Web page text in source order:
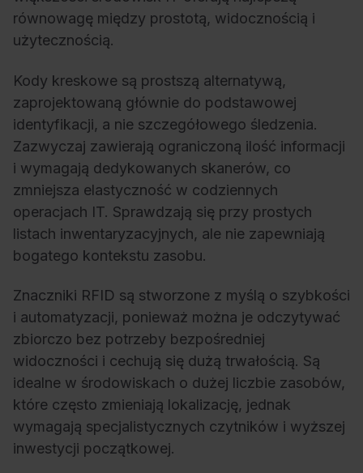
równowagę między prostotą, widocznością i
użytecznością.
Kody kreskowe są prostszą alternatywą,
zaprojektowaną głównie do podstawowej
identyfikacji, a nie szczegółowego śledzenia.
Zazwyczaj zawierają ograniczoną ilość informacji
i wymagają dedykowanych skanerów, co
zmniejsza elastyczność w codziennych
operacjach IT. Sprawdzają się przy prostych
listach inwentaryzacyjnych, ale nie zapewniają
bogatego kontekstu zasobu.
Znaczniki RFID są stworzone z myślą o szybkości
i automatyzacji, ponieważ można je odczytywać
zbiorczo bez potrzeby bezpośredniej
widoczności i cechują się dużą trwałością. Są
idealne w środowiskach o dużej liczbie zasobów,
które często zmieniają lokalizację, jednak
wymagają specjalistycznych czytników i wyższej
inwestycji początkowej.